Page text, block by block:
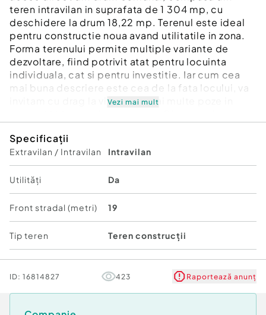
teren intravilan in suprafata de 1 304 mp, cu
deschidere la drum 18,22 mp. Terenul este ideal
pentru constructie noua avand utilitatile in zona.
Forma terenului permite multiple variante de
dezvoltare, fiind potrivit atat pentru locuinta
individuala, cat si pentru investitie. Iar cum cea
mai buna descriere este cea de la fata locului, va
invitam cu drag la vizionare! Mai multe poze in
Mr.Exclusivitate Pitesti - Comision 0 % pentru
cumparator!
Id intern: P8361
Comision cumpărător:
Vezi mai mult
Specificații
Extravilan / Intravilan Intravilan
Utilități Da
Front stradal (metri) 19
Tip teren Teren construcții
ID: 16814827 423 Raportează anunț